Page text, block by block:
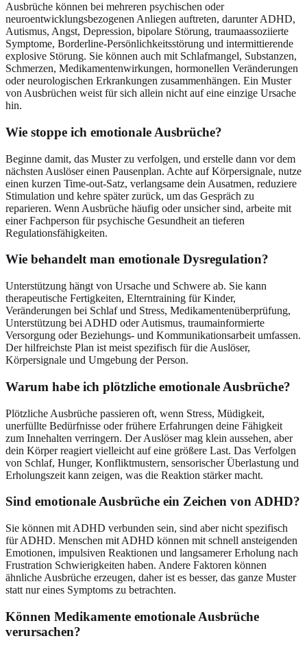
Ausbrüche können bei mehreren psychischen oder
neuroentwicklungsbezogenen Anliegen auftreten, darunter ADHD,
Autismus, Angst, Depression, bipolare Störung, traumaassoziierte
Symptome, Borderline-Persönlichkeitsstörung und intermittierende
explosive Störung. Sie können auch mit Schlafmangel, Substanzen,
Schmerzen, Medikamentenwirkungen, hormonellen Veränderungen
oder neurologischen Erkrankungen zusammenhängen. Ein Muster
von Ausbrüchen weist für sich allein nicht auf eine einzige Ursache
hin.
Wie stoppe ich emotionale Ausbrüche?
Beginne damit, das Muster zu verfolgen, und erstelle dann vor dem
nächsten Auslöser einen Pausenplan. Achte auf Körpersignale, nutze
einen kurzen Time-out-Satz, verlangsame dein Ausatmen, reduziere
Stimulation und kehre später zurück, um das Gespräch zu
reparieren. Wenn Ausbrüche häufig oder unsicher sind, arbeite mit
einer Fachperson für psychische Gesundheit an tieferen
Regulationsfähigkeiten.
Wie behandelt man emotionale Dysregulation?
Unterstützung hängt von Ursache und Schwere ab. Sie kann
therapeutische Fertigkeiten, Elterntraining für Kinder,
Veränderungen bei Schlaf und Stress, Medikamentenüberprüfung,
Unterstützung bei ADHD oder Autismus, traumainformierte
Versorgung oder Beziehungs- und Kommunikationsarbeit umfassen.
Der hilfreichste Plan ist meist spezifisch für die Auslöser,
Körpersignale und Umgebung der Person.
Warum habe ich plötzliche emotionale Ausbrüche?
Plötzliche Ausbrüche passieren oft, wenn Stress, Müdigkeit,
unerfüllte Bedürfnisse oder frühere Erfahrungen deine Fähigkeit
zum Innehalten verringern. Der Auslöser mag klein aussehen, aber
dein Körper reagiert vielleicht auf eine größere Last. Das Verfolgen
von Schlaf, Hunger, Konfliktmustern, sensorischer Überlastung und
Erholungszeit kann zeigen, was die Reaktion stärker macht.
Sind emotionale Ausbrüche ein Zeichen von ADHD?
Sie können mit ADHD verbunden sein, sind aber nicht spezifisch
für ADHD. Menschen mit ADHD können mit schnell ansteigenden
Emotionen, impulsiven Reaktionen und langsamerer Erholung nach
Frustration Schwierigkeiten haben. Andere Faktoren können
ähnliche Ausbrüche erzeugen, daher ist es besser, das ganze Muster
statt nur eines Symptoms zu betrachten.
Können Medikamente emotionale Ausbrüche
verursachen?